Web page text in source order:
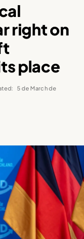
right on
place
5 de March de